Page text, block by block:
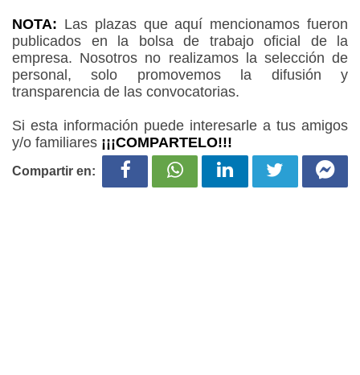
NOTA: Las plazas que aquí mencionamos fueron
publicados en la bolsa de trabajo oficial de la
empresa. Nosotros no realizamos la selección de
personal, solo promovemos la difusión y
transparencia de las convocatorias.
Si esta información puede interesarle a tus amigos
y/o familiares ¡¡¡COMPARTELO!!!
Compartir en: